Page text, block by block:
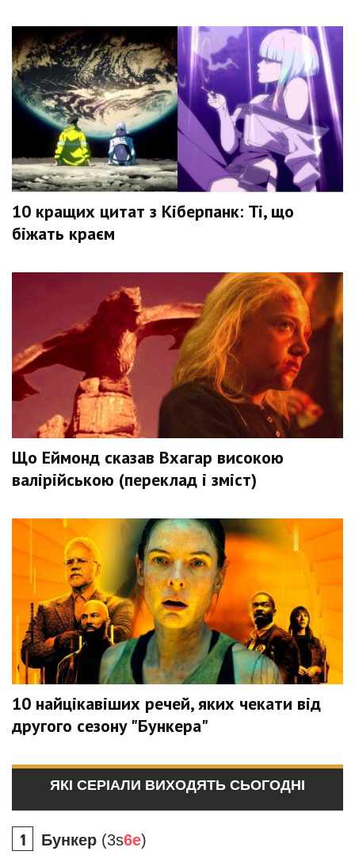
10 кращих цитат з Кіберпанк: Ті, що
біжать краєм
Що Еймонд сказав Вхагар високою
валірійською (переклад і зміст)
10 найцікавіших речей, яких чекати від
другого сезону "Бункера"
ЯКІ СЕРІАЛИ ВИХОДЯТЬ СЬОГОДНІ
Бункер (3s6e)